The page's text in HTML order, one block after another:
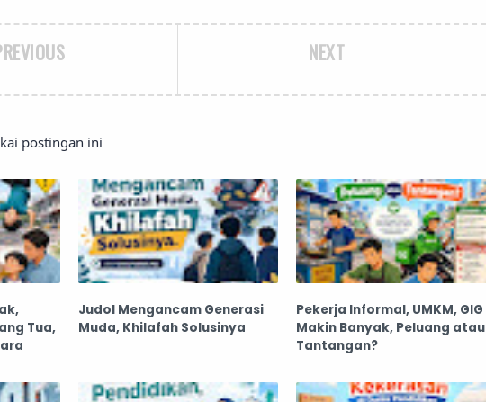
NEXT
postingan ini
Tua,
Judol Mengancam Generasi
Muda, Khilafah Solusinya
Pekerja Informal, UMKM, GIG
Makin Banyak, Peluang atau
Tantangan?